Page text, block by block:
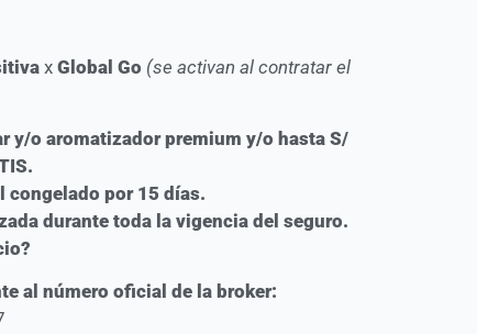
x Global Go (se activan al contratar el
y/o aromatizador premium y/o hasta S/
congelado por 15 días.
durante toda la vigencia del seguro.
al número oficial de la broker: